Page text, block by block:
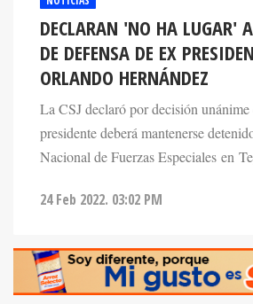
DECLARAN 'NO HA LUGAR'
DE DEFENSA DE EX
ORLANDO HERNÁNDEZ
La CSJ declaró por decisión unánime
presidente deberá mantenerse
Nacional de Fuerzas Especiales en
24 Feb 2022. 03:02 PM